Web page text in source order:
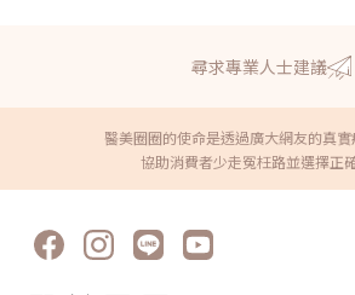
尋求專業人士建議
醫美圈圈的使命是透過廣大網友的真
協助消費者少走冤枉路並選擇正